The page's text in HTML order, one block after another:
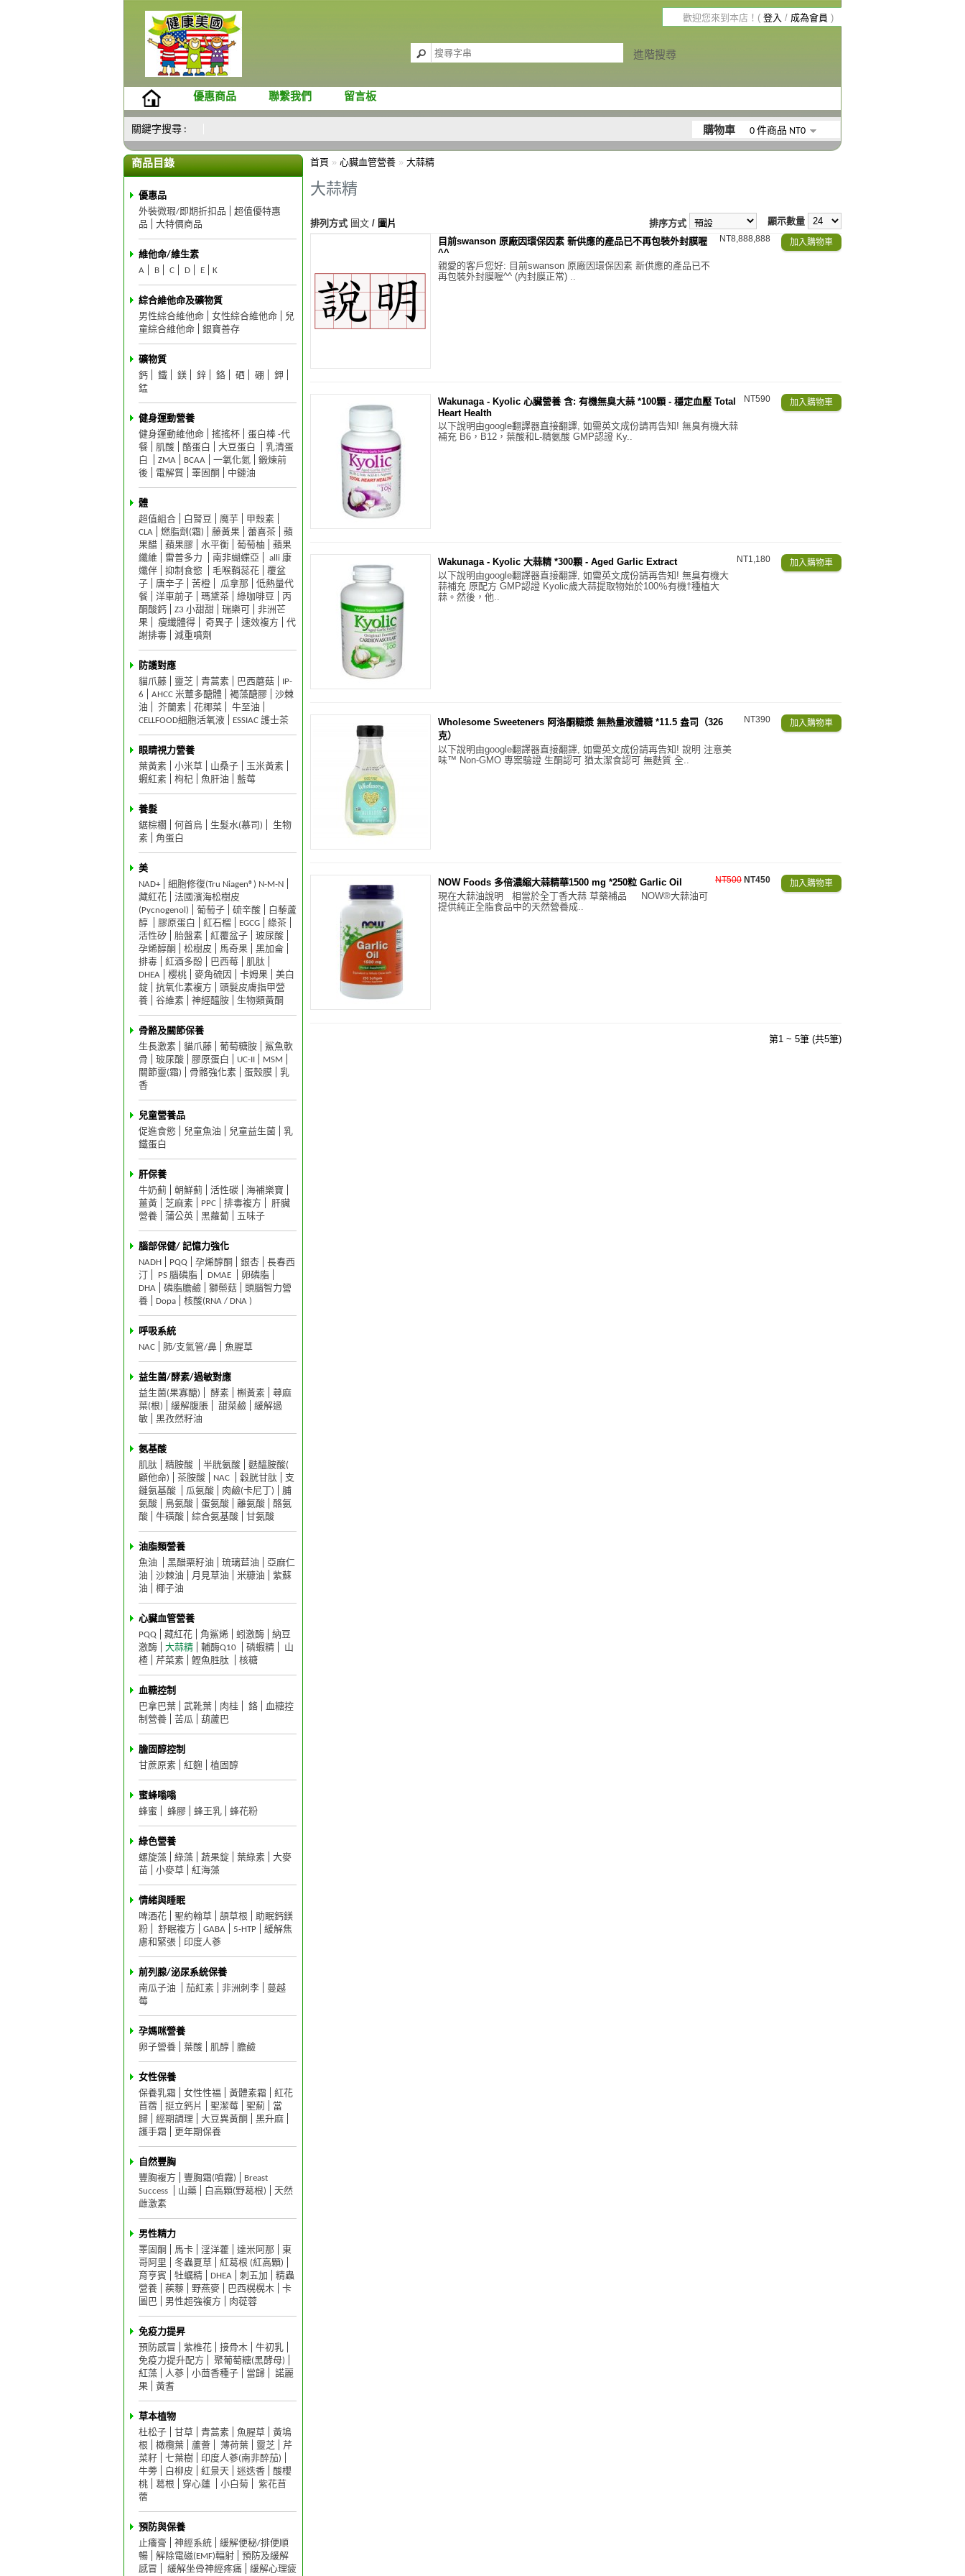
進階搜尋
歡迎您來到本店！( 登入 / 成為會員 )
優惠商品 聯繫我們 留言板
關鍵字搜尋 : 購物車 0 件商品 NT0
商品目錄
優惠品
外裝微瑕/即期折扣品
超值優特惠
品
大特價商品
維他命/維生素
A
B C D E K
綜合維他命及礦物質
男性綜合維他命
女性綜合維他命
兒
童綜合維他命
銀寶善存
礦物質
鈣
鐵 鎂 鋅 鉻 硒 硼
鉀
錳
健身運動營養
健身運動維他命
搖搖杯
蛋白棒 -代
餐
肌酸 酪蛋白 大豆蛋白
乳清蛋
白
ZMA BCAA 一氧化氮
鍛煉前
後
電解質 睪固酮 中鏈油
體
超值組合
白腎豆 魔芋
甲殼素
CLA
燃脂劑(霜) 藤黃果 蕾喜茶
蘋
果醋
蘋果膠 水平衡 葡萄柚
蘋果
纖維
雷普多力 南非蝴蝶亞
alli 康
孅伴
抑制食慾 毛喉鞘蕊花
覆盆
子
唐辛子 苦橙 瓜拿那
低熱量代
餐
洋車前子 瑪黛茶 綠咖啡豆
丙
酮酸鈣
Z3 小甜甜 瑞樂可
非洲芒
果
瘦纖體得 奇異子 速效複方
代
謝排毒
減重噴劑
防護對應
貓爪藤
靈芝 青蒿素 巴西蘑菇
IP-
6
AHCC 米蕈多醣體 褐藻醣膠
沙棘
油
芥蘭素 花椰菜
牛至油
CELLFOOD細胞活氧液
ESSIAC 護士茶
眼睛視力營養
葉黃素
小米草 山桑子
玉米黃素
蝦紅素
枸杞 魚肝油 藍莓
養髮
鋸棕櫚
何首烏 生髮水(慕司)
生物
素
角蛋白
美
NAD+
細胞修復(Tru Niagen®) N-M-N
藏紅花
法國濱海松樹皮
(Pycnogenol)
葡萄子 硫辛酸
白藜蘆
醇
膠原蛋白 紅石榴 EGCG
綠茶
活性矽
胎盤素 紅覆盆子
玻尿酸
孕烯醇酮
松樹皮 馬奇果
黑加侖
排毒
紅酒多酚 巴西莓
肌肽
DHEA
樱桃 麥角硫因 卡姆果
美白
錠
抗氧化素複方
頭髮皮膚指甲營
養
谷維素 神經醯胺 生物類黃酮
骨骼及關節保養
生長激素
貓爪藤 葡萄糖胺
鯊魚軟
骨
玻尿酸 膠原蛋白 UC-II
MSM
關節靈(霜)
骨骼強化素 蛋殼膜
乳
香
兒童營養品
促進食慾
兒童魚油 兒童益生菌
乳
鐵蛋白
肝保養
牛奶薊
朝鮮薊 活性碳
海補樂寶
薑黃
芝麻素 PPC 排毒複方
肝臟
營養
蒲公英 黑蘿蔔 五味子
腦部保健/ 記憶力強化
NADH
PQQ 孕烯醇酮 銀杏
長春西
汀
PS 腦磷脂 DMAE
卵磷脂
DHA
磷脂膽鹼 獅鬃菇
頭腦智力營
養
Dopa 核酸(RNA / DNA )
呼吸系統
NAC
肺/支氣管/鼻 魚腥草
益生菌/酵素/過敏對應
益生菌(果寡醣)
酵素 槲黃素
蕁麻
葉(根)
緩解腹脹 甜菜鹼
緩解過
敏
黑孜然籽油
氨基酸
肌肽
精胺酸 半胱氨酸
麩醯胺酸(
顧他命)
茶胺酸 NAC 穀胱甘肽
支
鏈氨基酸
瓜氨酸 肉鹼(卡尼丁)
脯
氨酸
鳥氨酸 蛋氨酸 離氨酸
酪氨
酸
牛磺酸 綜合氨基酸 甘氨酸
油脂類營養
魚油
黑醋栗籽油 琉璃苣油
亞麻仁
油
沙棘油 月見草油 米糠油
紫蘇
油
椰子油
心臟血管營養
PQQ
藏紅花 角鯊烯 蚓激酶
納豆
激酶
大蒜精 輔酶Q10 磷蝦精
山
楂
芹菜素 鰹魚胜肽 核糖
血糖控制
巴拿巴葉
武靴葉 肉桂 鉻
血糖控
制營養
苦瓜 葫蘆巴
膽固醇控制
甘蔗原素
紅麴 植固醇
蜜蜂嗡嗡
蜂蜜
蜂膠 蜂王乳 蜂花粉
綠色營養
螺旋藻
綠藻 蔬果錠 葉綠素
大麥
苗
小麥草 紅海藻
情緒與睡眠
啤酒花
聖約翰草 頡草根
助眠鈣鎂
粉
舒眠複方 GABA 5-HTP
緩解焦
慮和緊張
印度人蔘
前列腺/泌尿系統保養
南瓜子油
茄紅素 非洲刺李
蔓越
莓
孕媽咪營養
卵子營養
葉酸 肌醇 膽鹼
女性保養
保養乳霜
女性性福 黃體素霜
紅花
苜蓿
挺立鈣片 聖潔莓 聖薊
當
歸
經期調理 大豆異黃酮
黑升麻
護手霜
更年期保養
自然豐胸
豐胸複方
豐胸霜(噴霧)
Breast
Success
山藥 白高顆(野葛根)
天然
雌激素
男性精力
睪固酮
馬卡 淫洋藿 達米阿那
東
哥阿里
冬蟲夏草
紅葛根 (紅高顆)
育亨賓
牡蠣精 DHEA 刺五加
精蟲
營養
蒺藜 野燕麥 巴西榥榥木
卡
圖巴
男性超強複方 肉蓯蓉
免疫力提昇
預防感冒
紫椎花 接骨木
牛初乳
免疫力提升配方
聚葡萄糖(黑酵母)
紅藻
人蔘 小茴香種子 當歸
諾麗
果
黃耆
草本植物
杜松子
甘草 青蒿素 魚腥草
黃塢
根
橄欖葉 蘆薈 薄荷葉 靈芝
芹
菜籽
七葉樹
印度人蔘(南非醉茄)
牛蒡
白柳皮 紅景天 迷迭香
酸櫻
桃
葛根 穿心蓮 小白菊
紫花苜
蓿
預防與保養
止癢膏
神經系統
緩解便秘/排便順
暢
解除電磁(EMF)輻射
預防及緩解
感冒
緩解坐骨神經疼痛 緩解心理疲
首頁 » 心臟血管營養 » 大蒜精
大蒜精
排列方式 圖文 / 圖片 顯示數量
排序方式
NT8,888,888
目前swanson 原廠因環保因素 新供應的產品已不再包裝外封膜喔
^^
親愛的客戶您好: 目前swanson 原廠因環保因素 新供應的產品已不
再包裝外封膜喔^^ (內封膜正常) ..
NT590
Wakunaga - Kyolic 心臟營養 含: 有機無臭大蒜 *100顆 - 穩定血壓 Total
Heart Health
以下說明由google翻譯器直接翻譯, 如需英文成份請再告知! 無臭有機大蒜
補充 B6，B12，葉酸和L-精氨酸 GMP認證 Ky..
NT1,180
Wakunaga - Kyolic 大蒜精 *300顆 - Aged Garlic Extract
以下說明由google翻譯器直接翻譯, 如需英文成份請再告知! 無臭有機大
蒜補充 原配方 GMP認證 Kyolic歲大蒜提取物始於100％有機†種植大
蒜。然後，他..
NT390
Wholesome Sweeteners 阿洛酮糖漿 無熱量液體糖 *11.5 盎司（326
克）
以下說明由google翻譯器直接翻譯, 如需英文成份請再告知! 說明 注意美
味™ Non-GMO 專案驗證 生酮認可 猶太潔食認可 無麩質 全..
NT500 NT450
NOW Foods 多倍濃縮大蒜精華1500 mg *250粒 Garlic Oil
現在大蒜油說明 相當於全丁香大蒜 草藥補品 NOW®大蒜油可
提供純正全脂食品中的天然營養成..
第1 ~ 5筆 (共5筆)